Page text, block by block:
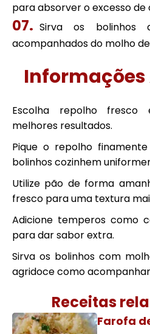
para absorver o excesso de
Sirva os bolinhos
acompanhados do molho
Escolha repolho
melhores resultados.
Pique o repolho
bolinhos cozinhem
Utilize pão de forma
fresco para uma textura
Adicione temperos como
para dar sabor extra.
Sirva os bolinhos com
agridoce como
Receitas
Farofa